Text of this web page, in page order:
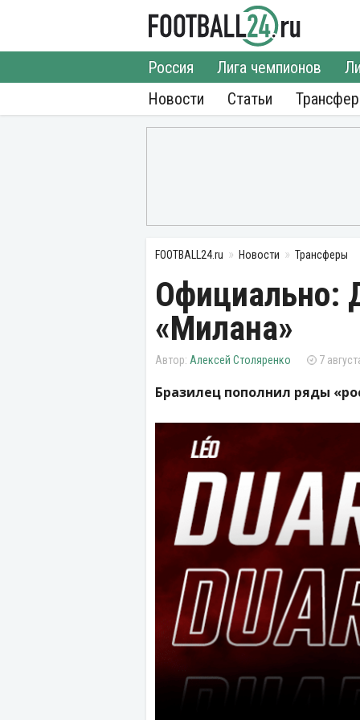
Новости
Россия Лига чемпионов
Статьи
FOOTBALL24.ru Новости Трансферы
Официально:
«Милана»
Алексей Столяренко 7
Бразилец пополнил ряды